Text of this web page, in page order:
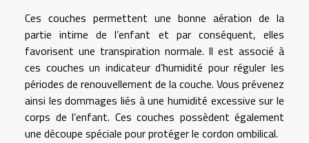
Ces couches permettent une bonne aération de la
partie intime de l’enfant et par conséquent, elles
favorisent une transpiration normale. Il est associé à
ces couches un indicateur d’humidité pour réguler les
périodes de renouvellement de la couche. Vous prévenez
ainsi les dommages liés à une humidité excessive sur le
corps de l’enfant. Ces couches possèdent également
une découpe spéciale pour protéger le cordon ombilical.